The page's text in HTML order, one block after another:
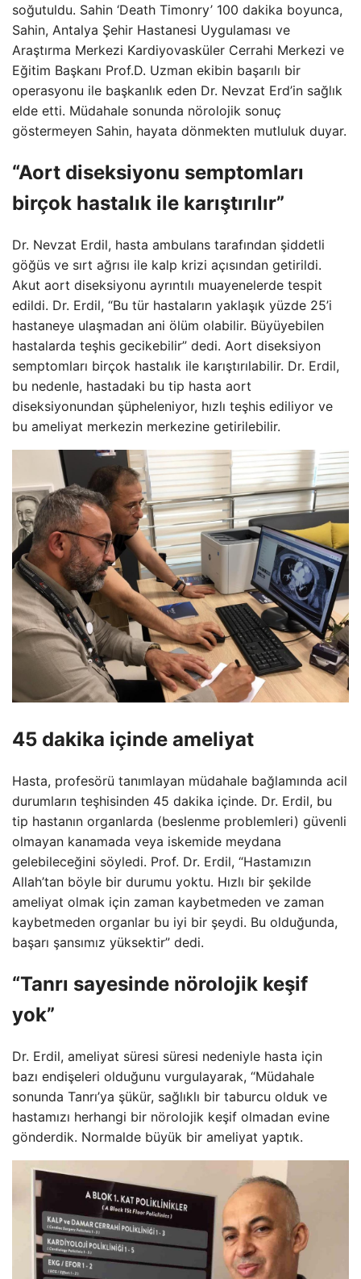
soğutuldu. Sahin ‘Death Timonry’ 100 dakika boyunca,
Sahin, Antalya Şehir Hastanesi Uygulaması ve
Araştırma Merkezi Kardiyovasküler Cerrahi Merkezi ve
Eğitim Başkanı Prof.D. Uzman ekibin başarılı bir
operasyonu ile başkanlık eden Dr. Nevzat Erd’in sağlık
elde etti. Müdahale sonunda nörolojik sonuç
göstermeyen Sahin, hayata dönmekten mutluluk duyar.
“Aort diseksiyonu semptomları
birçok hastalık ile karıştırılır”
Dr. Nevzat Erdil, hasta ambulans tarafından şiddetli
göğüs ve sırt ağrısı ile kalp krizi açısından getirildi.
Akut aort diseksiyonu ayrıntılı muayenelerde tespit
edildi. Dr. Erdil, “Bu tür hastaların yaklaşık yüzde 25’i
hastaneye ulaşmadan ani ölüm olabilir. Büyüyebilen
hastalarda teşhis gecikebilir” dedi. Aort diseksiyon
semptomları birçok hastalık ile karıştırılabilir. Dr. Erdil,
bu nedenle, hastadaki bu tip hasta aort
diseksiyonundan şüpheleniyor, hızlı teşhis ediliyor ve
bu ameliyat merkezin merkezine getirilebilir.
45 dakika içinde ameliyat
Hasta, profesörü tanımlayan müdahale bağlamında acil
durumların teşhisinden 45 dakika içinde. Dr. Erdil, bu
tip hastanın organlarda (beslenme problemleri) güvenli
olmayan kanamada veya iskemide meydana
gelebileceğini söyledi. Prof. Dr. Erdil, “Hastamızın
Allah’tan böyle bir durumu yoktu. Hızlı bir şekilde
ameliyat olmak için zaman kaybetmeden ve zaman
kaybetmeden organlar bu iyi bir şeydi. Bu olduğunda,
başarı şansımız yüksektir” dedi.
“Tanrı sayesinde nörolojik keşif
yok”
Dr. Erdil, ameliyat süresi süresi nedeniyle hasta için
bazı endişeleri olduğunu vurgulayarak, “Müdahale
sonunda Tanrı’ya şükür, sağlıklı bir taburcu olduk ve
hastamızı herhangi bir nörolojik keşif olmadan evine
gönderdik. Normalde büyük bir ameliyat yaptık.